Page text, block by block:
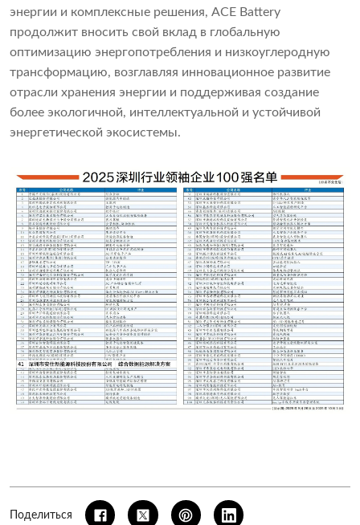
энергии и комплексные решения, ACE Battery
продолжит вносить свой вклад в глобальную
оптимизацию энергопотребления и низкоуглеродную
трансформацию, возглавляя инновационное развитие
отрасли хранения энергии и поддерживая создание
более экологичной, интеллектуальной и устойчивой
энергетической экосистемы.
Поделиться